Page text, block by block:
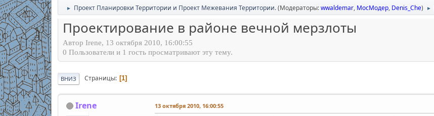
► Проект Планировки Территории и Проект Межевания Территории.(Модераторы:wwaldemar, МосМодер, Denis_Che) ►
Проектирование в районе вечной мерзлоты
Автор Irene, 13 октября 2010, 16:00:55
0 Пользователи и 1 гость просматривают эту тему.
ВНИЗ Страницы 1
Irene 13 октября 2010, 16:00:55